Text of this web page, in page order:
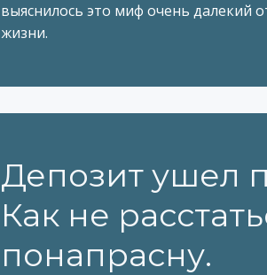
выяснилось это миф очень далекий
жизни.
Депозит ушел
Как не
понапрасну.